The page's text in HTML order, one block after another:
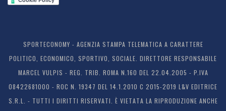
SPORTECONOMY - AGENZIA STAMPA TELEMATICA A CARATTERE
POLITICO, ECONOMICO, SPORTIVO, SOCIALE. DIRETTORE RESPONSABILE
MARCEL VULPIS - REG. TRIB. ROMA N.160 DEL 22.04.2005 - P.IVA
08422681000 - ROC N. 19347 DEL 14.1.2010 C 2015-2019 L&V EDITRICE
S.R.L. - TUTTI I DIRITTI RISERVATI. È VIETATA LA RIPRODUZIONE ANCHE